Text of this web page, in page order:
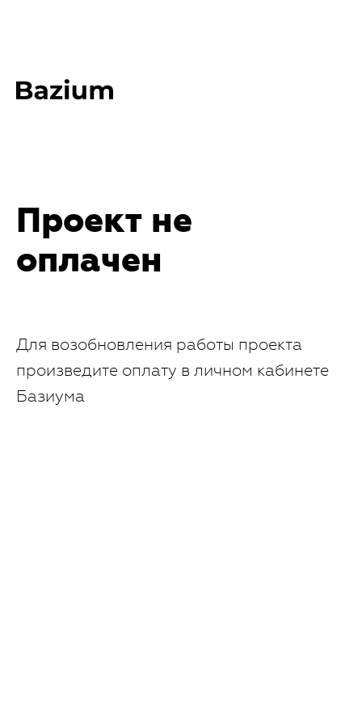
Проект не
оплачен
Для возобновления работы проекта
произведите оплату в личном кабинете
Базиума